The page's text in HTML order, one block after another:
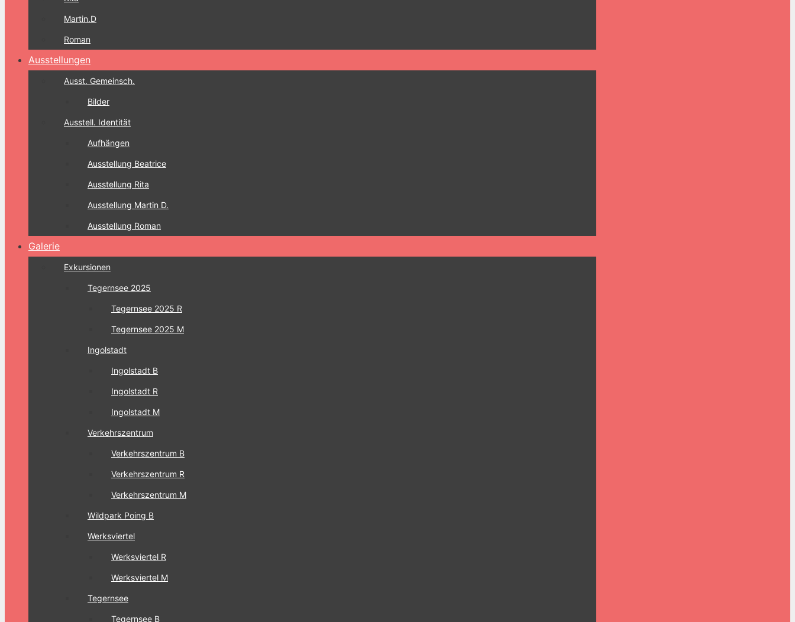
Martin.D
Roman
Ausstellungen
Ausst. Gemeinsch.
Bilder
Ausstell. Identität
Aufhängen
Ausstellung Beatrice
Ausstellung Rita
Ausstellung Martin D.
Ausstellung Roman
Galerie
Exkursionen
Tegernsee 2025
Tegernsee 2025 R
Tegernsee 2025 M
Ingolstadt
Ingolstadt B
Ingolstadt R
Ingolstadt M
Verkehrszentrum
Verkehrszentrum B
Verkehrszentrum R
Verkehrszentrum M
Wildpark Poing B
Werksviertel
Werksviertel R
Werksviertel M
Tegernsee
Tegernsee B